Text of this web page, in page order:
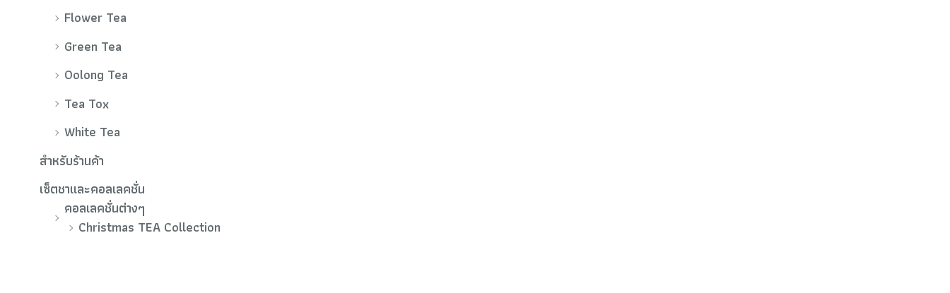
Flower Tea
Green Tea
Oolong Tea
Tea Tox
White Tea
สำหรับร้านค้า
เซ็ตชาและคอลเลคชั่น
คอลเลคชั่นต่างๆ
Christmas TEA Collection